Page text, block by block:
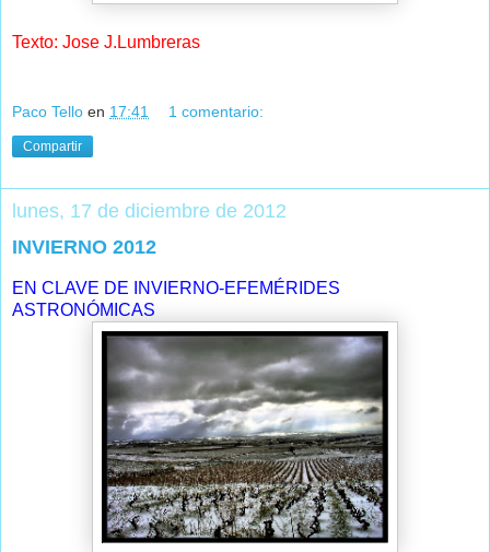
Texto: Jose J.Lumbreras
Paco Tello en 17:41 1 comentario:
Compartir
lunes, 17 de diciembre de 2012
INVIERNO 2012
EN CLAVE DE INVIERNO-EFEMÉRIDES
ASTRONÓMICAS